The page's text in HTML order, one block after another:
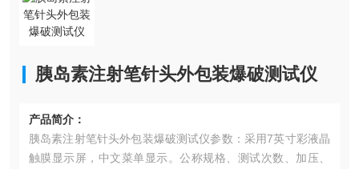
胰岛素注射笔针头外包装爆破测试仪
产品简介：
胰岛素注射笔针头外包装爆破测试仪参数：采用7英寸彩液晶
触膜显示屏，中文菜单显示。公称规格、测试次数、加压、